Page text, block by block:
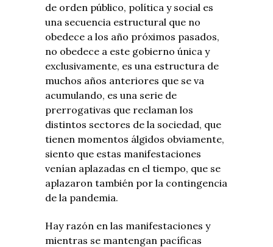
de orden público, política y social es
una secuencia estructural que no
obedece a los año próximos pasados,
no obedece a este gobierno única y
exclusivamente, es una estructura de
muchos años anteriores que se va
acumulando, es una serie de
prerrogativas que reclaman los
distintos sectores de la sociedad, que
tienen momentos álgidos obviamente,
siento que estas manifestaciones
venían aplazadas en el tiempo, que se
aplazaron también por la contingencia
de la pandemia.
Hay razón en las manifestaciones y
mientras se mantengan pacíficas